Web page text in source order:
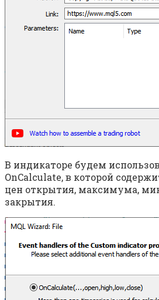
В индикаторе будем
OnCalculate, в которой
цен открытия, максимума,
закрытия.